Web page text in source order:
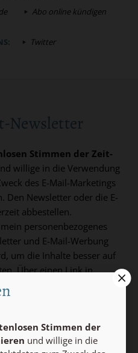
Abo online kündigen
Twitter
Newsletter
Stimmen der Zeit-
willige in die Verwendung
des E-Mail-Marketings
Den Newsletter oder die E-
abbestellen.
personenbezogenes
und E-Mail-Werbung
um die Inhalte besser auf
Über einen Link in
ich diese Funktion jederzeit
Stimmen der
und willige in die